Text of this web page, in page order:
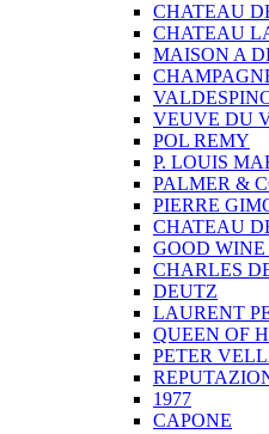
CHATEAU
CHATEAU
MAISON A
VEUVE DU
POL REMY
P. LOUIS
PALMER &
PIERRE
CHATEAU
GOOD
CHARLES
DEUTZ
LAURENT
QUEEN OF
PETER
1977
CAPONE